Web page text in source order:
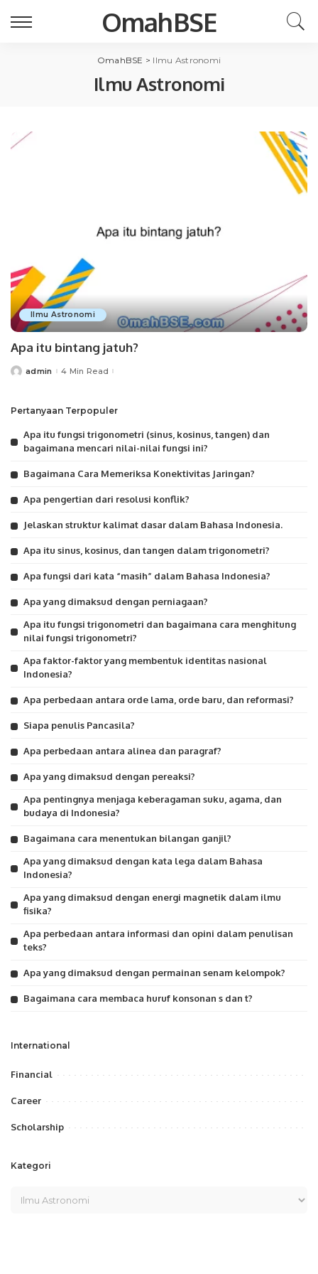
OmahBSE
OmahBSE > Ilmu Astronomi
Ilmu Astronomi
Ilmu Astronomi
Apa itu bintang jatuh?
Posted
admin 4 Min Read
Pertanyaan Terpopuler
Apa itu fungsi trigonometri (sinus, kosinus, tangen) dan
bagaimana mencari nilai-nilai fungsi ini?
Bagaimana Cara Memeriksa Konektivitas Jaringan?
Apa pengertian dari resolusi konflik?
Jelaskan struktur kalimat dasar dalam Bahasa Indonesia.
Apa itu sinus, kosinus, dan tangen dalam trigonometri?
Apa fungsi dari kata “masih” dalam Bahasa Indonesia?
Apa yang dimaksud dengan perniagaan?
Apa itu fungsi trigonometri dan bagaimana cara menghitung
nilai fungsi trigonometri?
Apa faktor-faktor yang membentuk identitas nasional
Indonesia?
Apa perbedaan antara orde lama, orde baru, dan reformasi?
Siapa penulis Pancasila?
Apa perbedaan antara alinea dan paragraf?
Apa yang dimaksud dengan pereaksi?
Apa pentingnya menjaga keberagaman suku, agama, dan
budaya di Indonesia?
Bagaimana cara menentukan bilangan ganjil?
Apa yang dimaksud dengan kata lega dalam Bahasa
Indonesia?
Apa yang dimaksud dengan energi magnetik dalam ilmu
fisika?
Apa perbedaan antara informasi dan opini dalam penulisan
teks?
Apa yang dimaksud dengan permainan senam kelompok?
Bagaimana cara membaca huruf konsonan s dan t?
International
Financial
Career
Scholarship
Kategori